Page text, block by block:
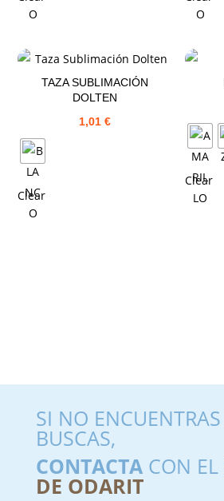
TAZA SUBLIMACIÓN
DOLTEN
1,01€
Clear
Clear
SI NO
BUSCAS,
CONTACTACON EL
DE ODARIT